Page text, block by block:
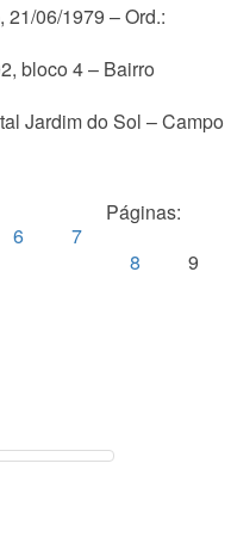
21/06/1979 – Ord.:
bloco 4 – Bairro
Jardim do Sol – Campo
Páginas:
6
7
8
9